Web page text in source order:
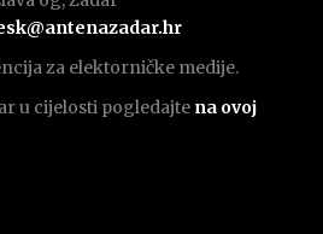
za elektorničke medije.
u cijelosti pogledajte na ovoj